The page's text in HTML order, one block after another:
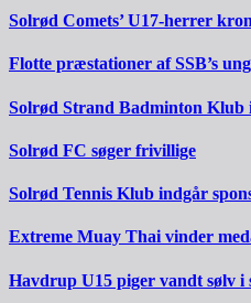
Solrød Comets’ U17-herrer
Flotte præstationer af SSB’s
Solrød Strand Badminton Klub
Solrød FC søger frivillige
Solrød Tennis Klub indgår
Extreme Muay Thai vinder
Havdrup U15 piger vandt sølv i